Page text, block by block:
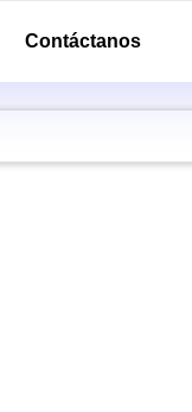
Contáctanos